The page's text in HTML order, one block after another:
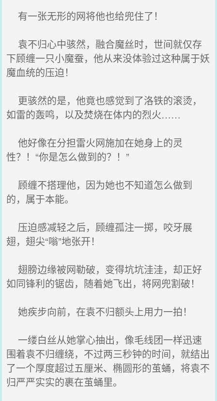
有一张无形的网将他也给兜住了！
袁不归心中骇然，融合魔丝时，世间就仅存
下顾缠一只小魔蚕，他从来没体验过这种属于妖
魔血统的压迫！
更骇然的是，他竟也感觉到了洛铁的滚烫，
如雷的轰鸣，以及焚烧在体内的烈火……
他好像在分担雷火网施加在她身上的灵
性？！“你是怎么做到的？！”
顾缠不搭理他，因为她也不知道怎么做到
的，属于本能。
压迫感减轻之后，顾缠孤注一掷，咬牙展
翅，翅尖“嗡”地张开！
翅膀边缘被网勒破，变得坑坑洼洼，却正好
如同锋利的锯齿，随着她飞出，将网兜割破！
她疾步向前，在袁不归额头上用力一拍！
一缕白丝从她掌心抽出，像毛线团一样迅速
围着袁不归缠绕，不过两三秒钟的时间，就结出
了一个厚度超过五厘米、椭圆形的茧蛹，将袁不
归严严实实的裹在茧蛹里。